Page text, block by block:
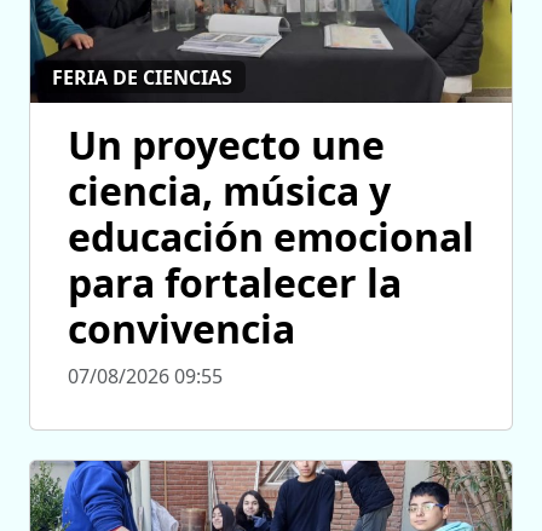
FERIA DE CIENCIAS
Un proyecto une
ciencia, música y
educación emocional
para fortalecer la
convivencia
07/08/2026 09:55